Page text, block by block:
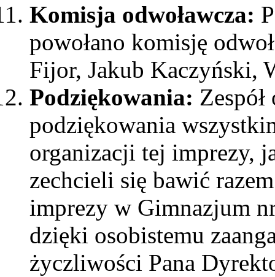
Komisja odwoławcza:
powołano komisję
Fijor, Jakub Kaczyński,
Podziękowania:
podziękowania
organizacji tej imprezy,
zechcieli się bawić
imprezy w Gimnazjum
dzięki osobistemu
życzliwości Pana